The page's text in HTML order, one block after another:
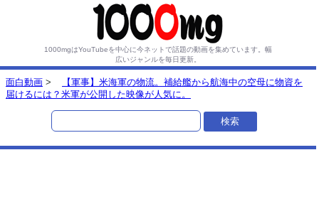
1000mgはYouTubeを中心に今ネットで話題の動画を集めています。 幅
広いジャンルを毎日更新。
面白動画 >
【軍事】米海軍の物流。補給艦から航海中の空母に物資を
届けるには？米軍が公開した映像が人気に。